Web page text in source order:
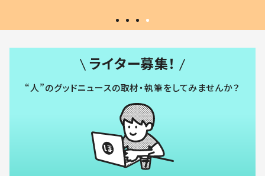
ライター募集！
“人”のグッドニュースの取材・執筆をしてみませんか？